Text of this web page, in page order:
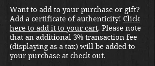
thewarfront1944@gmail.com for
international shipping quote.
Located in Kirkland location.
Want to add to your purchase or gift?
Add a certificate of authenticity! Click
here to add it to your cart. Please note
that an additional 3% transaction fee
(displaying as a tax) will be added to
your purchase at check out.